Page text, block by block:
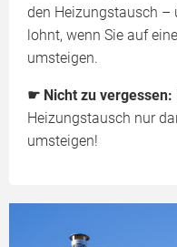
den Heizungstausch –
lohnt, wenn Sie auf
umsteigen.
☛ Nicht zu vergessen:
Heizungstausch nur
umsteigen!